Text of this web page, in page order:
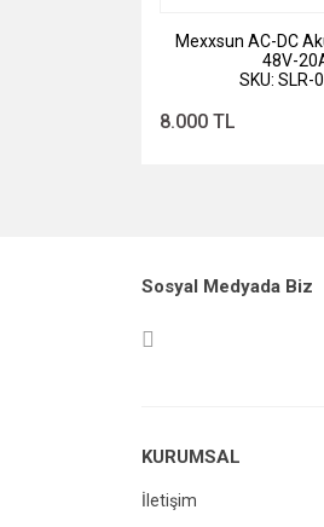
Mexxsun AC-DC
48V-
SKU: SLR-
8.000 TL
Sosyal Medyada Biz
KURUMSAL
İletişim